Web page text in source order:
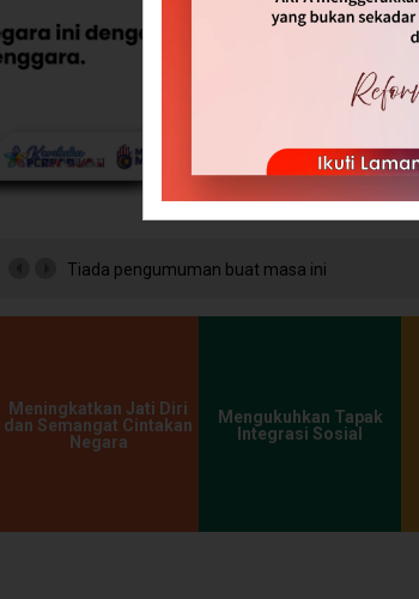
Tiada pengumuman buat masa ini
Meningkatkan Jati Diri
dan Semangat Cintakan
Negara
Mengukuhkan Tapak
Integrasi Sosial